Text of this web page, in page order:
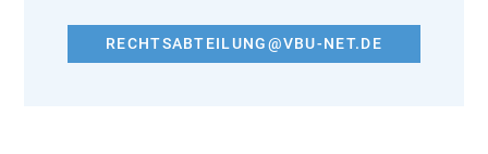
RECHTSABTEILUNG@VBU-NET.DE